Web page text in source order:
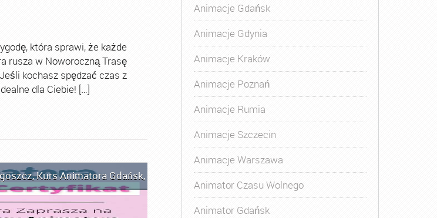
która sprawi, że każde
rusza w Noworoczną Trasę
kochasz spędzać czas z
dla Ciebie! […]
,Kurs Animatora Gdańsk, Kurs Animatora Gdynia,Kurs Animatora Katowice
Animacje Gdańsk
Animacje Gdynia
Animacje Kraków
Animacje Poznań
Animacje Rumia
Animacje Szczecin
Animacje Warszawa
Animator Czasu Wolnego
Animator Gdańsk